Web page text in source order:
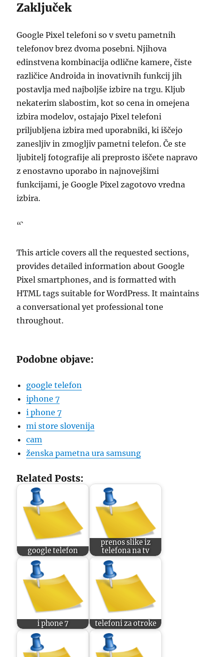
Zaključek
Google Pixel telefoni so v svetu pametnih
telefonov brez dvoma posebni. Njihova
edinstvena kombinacija odlične kamere, čiste
različice Androida in inovativnih funkcij jih
postavlja med najboljše izbire na trgu. Kljub
nekaterim slabostim, kot so cena in omejena
izbira modelov, ostajajo Pixel telefoni
priljubljena izbira med uporabniki, ki iščejo
zanesljiv in zmogljiv pametni telefon. Če ste
ljubitelj fotografije ali preprosto iščete napravo
z enostavno uporabo in najnovejšimi
funkcijami, je Google Pixel zagotovo vredna
izbira.
“`
This article covers all the requested sections,
provides detailed information about Google
Pixel smartphones, and is formatted with
HTML tags suitable for WordPress. It maintains
a conversational yet professional tone
throughout.
Podobne objave:
google telefon
iphone 7
i phone 7
mi store slovenija
cam
ženska pametna ura samsung
Related Posts:
google telefon
prenos slike iz
telefona na tv
i phone 7 telefoni za otroke